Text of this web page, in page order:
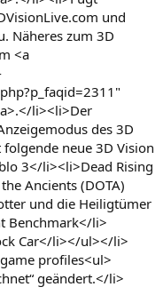
und
Näheres zum 3D
<a
li><li>Der
des 3D
neue 3D Vision
3</li><li>Dead Rising
Ancients (DOTA)
und die Heiligtümer
Benchmark</li>
Car</li></ul></li>
profiles<ul>
geändert.</li>